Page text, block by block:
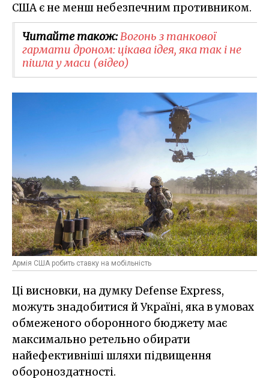
США є не менш небезпечним противником.
Читайте також:Вогонь з танкової
гармати дроном: цікава ідея, яка так і не
пішла у маси (відео)
Армія США робить ставку на мобільність
Ці висновки, на думку Defense Express,
можуть знадобитися й Україні, яка в умовах
обмеженого оборонного бюджету має
максимально ретельно обирати
найефективніші шляхи підвищення
обороноздатності.